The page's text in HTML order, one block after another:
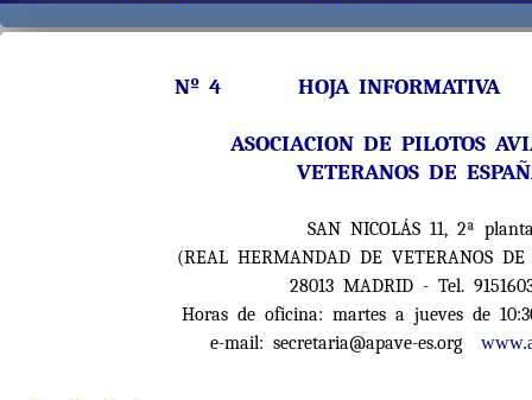
Nº 4 HOJA
ASOCIACION DE PILOTOS
VETERANOS DE
SAN NICOLÁS 11, 2ª
(REAL HERMANDAD DE VETERANOS DE
28013 MADRID - Tel.
Horas de oficina: martes a jueves de
e-mail: secretaria@apave-es.org